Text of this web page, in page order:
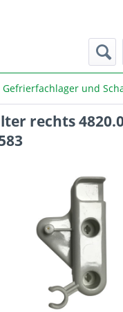
Gefrierfachlager und
rechts